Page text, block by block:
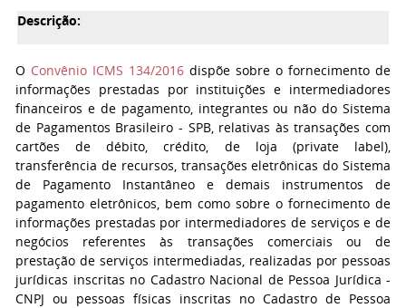
Descrição:
O Convênio ICMS 134/2016 dispõe sobre o fornecimento de
informações prestadas por instituições e intermediadores
financeiros e de pagamento, integrantes ou não do Sistema
de Pagamentos Brasileiro - SPB, relativas às transações com
cartões de débito, crédito, de loja (private label),
transferência de recursos, transações eletrônicas do Sistema
de Pagamento Instantâneo e demais instrumentos de
pagamento eletrônicos, bem como sobre o fornecimento de
informações prestadas por intermediadores de serviços e de
negócios referentes às transações comerciais ou de
prestação de serviços intermediadas, realizadas por pessoas
jurídicas inscritas no Cadastro Nacional de Pessoa Jurídica -
CNPJ ou pessoas físicas inscritas no Cadastro de Pessoa